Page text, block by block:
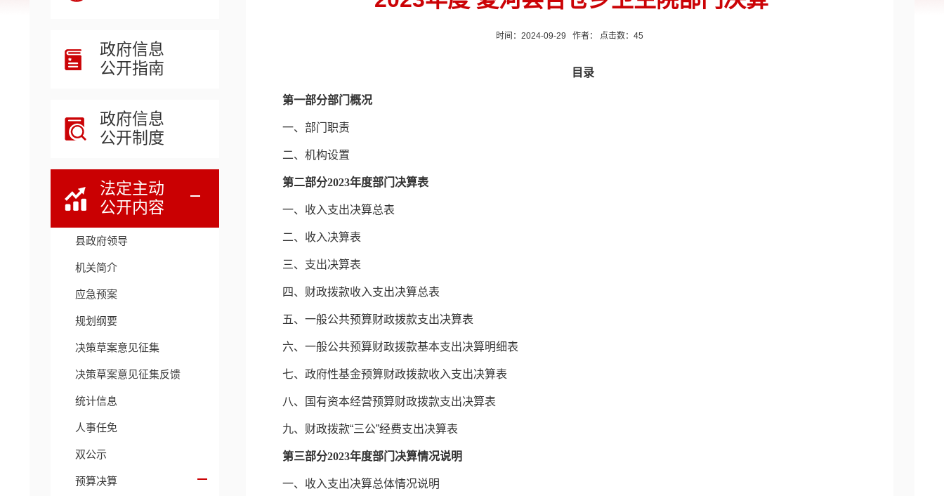
政府信息
公开指南
政府信息
公开制度
法定主动
公开内容
县政府领导
机关简介
应急预案
规划纲要
决策草案意见征集
决策草案意见征集反馈
统计信息
人事任免
双公示
预算决算
时间：2024-09-29 作者： 点击数： 45
目录
第一部分部门概况
一、部门职责
二、机构设置
第二部分2023年度部门决算表
一、收入支出决算总表
二、收入决算表
三、支出决算表
四、财政拨款收入支出决算总表
五、一般公共预算财政拨款支出决算表
六、一般公共预算财政拨款基本支出决算明细表
七、政府性基金预算财政拨款收入支出决算表
八、国有资本经营预算财政拨款支出决算表
九、财政拨款“三公”经费支出决算表
第三部分2023年度部门决算情况说明
一、收入支出决算总体情况说明